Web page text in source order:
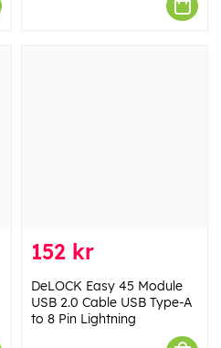
152 kr
DeLOCK Easy 45 Module
USB 2.0 Cable USB Type-A
to 8 Pin Lightning